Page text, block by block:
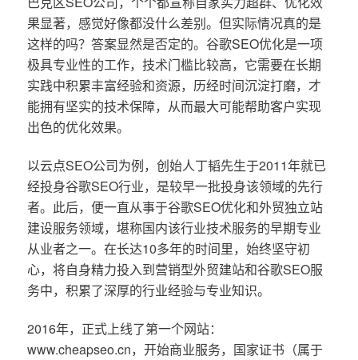
果显著，感觉好像都没什么差别。但实际情况真的是
这样的吗？答案显然是否定的。谷歌SEO优化是一项
极具专业性的工作，技术门槛比较高，它需要在长期
实践中积累丰富经验和资源，历经时间沉淀打磨，才
能拥有坚实的技术保障，从而最大可能帮助客户实现
出色的优化效果。
以云点SEO公司为例，创始人丁韬先生于2011年就已
经投身谷歌SEO行业，是较早一批投身该领域的先行
者。此后，便一直从事于谷歌SEO优化和外贸独立站
建设服务领域，堪称国内该行业技术服务的早期专业
从业者之一。在长达10多年的时间里，始终坚守初
心，将自身精力投入到营销型外贸建站和谷歌SEO服
务中，积累了深厚的行业经验与专业知识。
2016年，正式上线了第一个网站：
www.cheapseo.cn，开始商业服务，国家证书（属于